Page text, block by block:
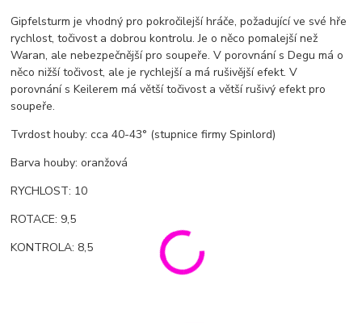
Gipfelsturm je vhodný pro pokročilejší hráče, požadující ve své hře
rychlost, točivost a dobrou kontrolu. Je o něco pomalejší než
Waran, ale nebezpečnější pro soupeře. V porovnání s Degu má o
něco nižší točivost, ale je rychlejší a má rušivější efekt. V
porovnání s Keilerem má větší točivost a větší rušivý efekt pro
soupeře.
Tvrdost houby: cca 40-43° (stupnice firmy Spinlord)
Barva houby: oranžová
RYCHLOST: 10
ROTACE: 9,5
KONTROLA: 8,5